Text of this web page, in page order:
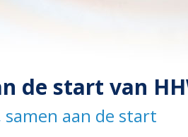
de start van
aan de start